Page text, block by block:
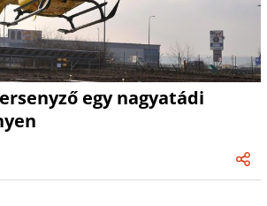
egy nagyatádi